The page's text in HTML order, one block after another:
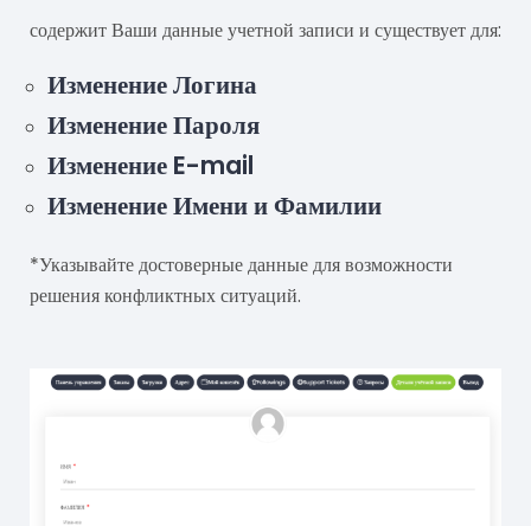
содержит Ваши данные учетной записи и существует для:
Изменение Логина
Изменение Пароля
Изменение E-mail
Изменение Имени и Фамилии
*Указывайте достоверные данные для возможности
решения конфликтных ситуаций.